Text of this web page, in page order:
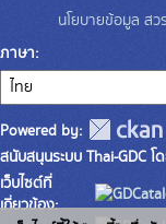
นโยบายข้อมูล สว
ภาษา
Powered by:
สนับสนุนระบบ Thai-GDC
เว็บไซต์ที่
เกี่ยวข้อง: